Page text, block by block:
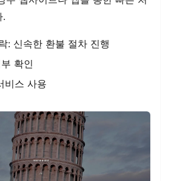
.
: 신속한 환불 절차 진행
확인
비스 사용